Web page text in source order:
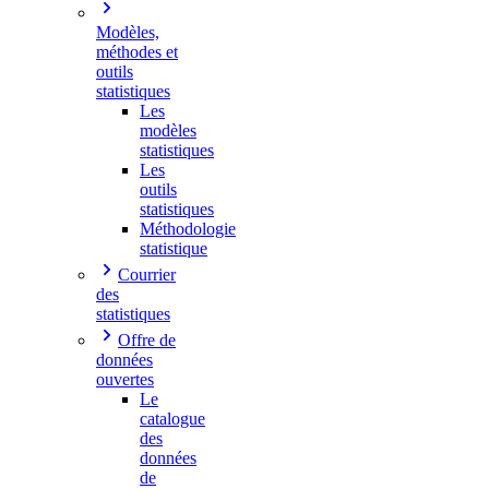
Modèles,
méthodes et
outils
statistiques
Les
modèles
statistiques
Les
outils
statistiques
Méthodologie
statistique
Courrier
des
statistiques
Offre de
données
ouvertes
Le
catalogue
des
données
de